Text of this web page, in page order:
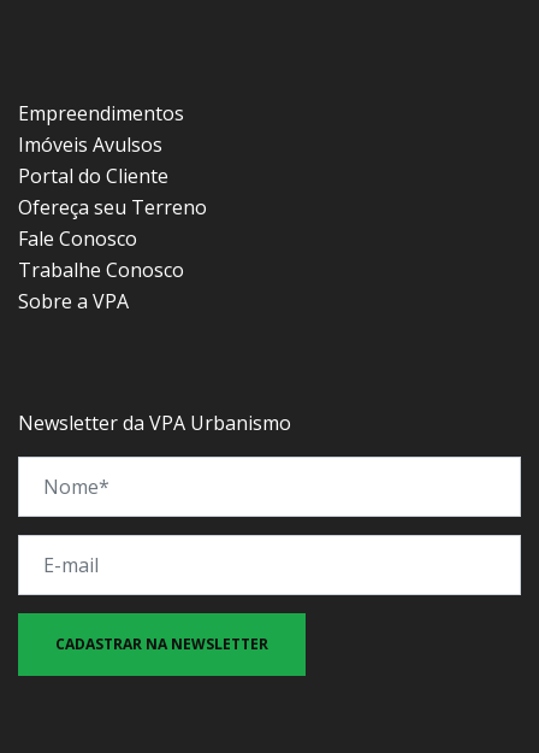
Empreendimentos
Imóveis Avulsos
Portal do Cliente
Ofereça seu Terreno
Fale Conosco
Trabalhe Conosco
Sobre a VPA
Newsletter da VPA Urbanismo